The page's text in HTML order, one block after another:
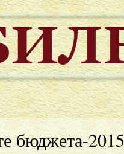
бюджета-2015